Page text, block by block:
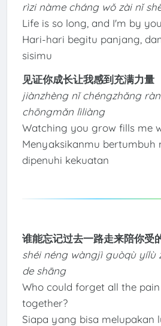
rìzi nàme cháng wǒ zài nǐ
Life is so long, and I'm by
Hari-hari begitu panjang,
sisimu
见证你成长让我感到充满力量
jiànzhèng nǐ chéngzhǎng
chōngmǎn lìliàng
Watching you grow fills me
Menyaksikanmu bertumbuh
dipenuhi kekuatan
谁能忘记过去一路走来陪你受
shéi néng wàngjì guòqù yílù
de shāng
Who could forget all the
together?
Siapa yang bisa melupakan